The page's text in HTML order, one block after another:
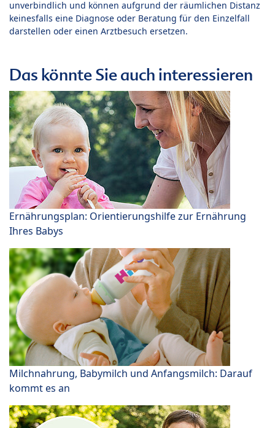
unverbindlich und können aufgrund der räumlichen Distanz
keinesfalls eine Diagnose oder Beratung für den Einzelfall
darstellen oder einen Arztbesuch ersetzen.
Das könnte Sie auch interessieren
Ernährungsplan: Orientierungshilfe zur Ernährung
Ihres Babys
Milchnahrung, Babymilch und Anfangsmilch: Darauf
kommt es an